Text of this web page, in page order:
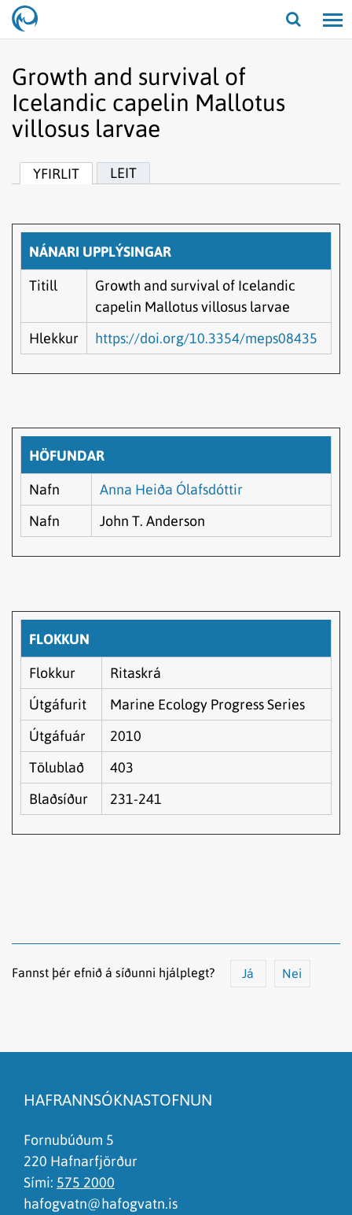
Opna/
Growth and survival of
Icelandic capelin Mallotus
villosus larvae
YFIRLIT LEIT
NÁNARI UPPLÝSINGAR
Titill
Growth and survival of Icelandic
capelin Mallotus villosus larvae
Hlekkur
https://doi.org/10.3354/meps08435
HÖFUNDAR
Nafn
Anna Heiða Ólafsdóttir
Nafn
John T. Anderson
FLOKKUN
Flokkur
Ritaskrá
Útgáfurit
Marine Ecology Progress Series
Útgáfuár
2010
Tölublað
403
Blaðsíður
231-241
Fannst þér efnið á síðunni hjálplegt? Já Nei
Það er of mikið efni á síðunni
Ég skil ekki efnið, finnst það of flókið
HAFRANNSÓKNASTOFNUN
Fornubúðum 5
220 Hafnarfjörður
Sími: 575 2000
hafogvatn@hafogvatn.is